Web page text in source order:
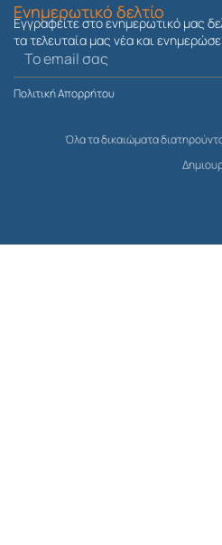
Ενημερωτικό δελτίο
Εγγραφείτε στο ενημερωτικό μας
τα τελευταία μας νέα και
Ηλεκτρονικό
ταχυδρομείο
Πολιτική Απορρήτου
Όλα τα δικαιώματα